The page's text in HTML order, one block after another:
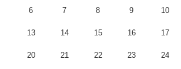
6 7 8 9 10
13 14 15 16 17
20 21 22 23 24